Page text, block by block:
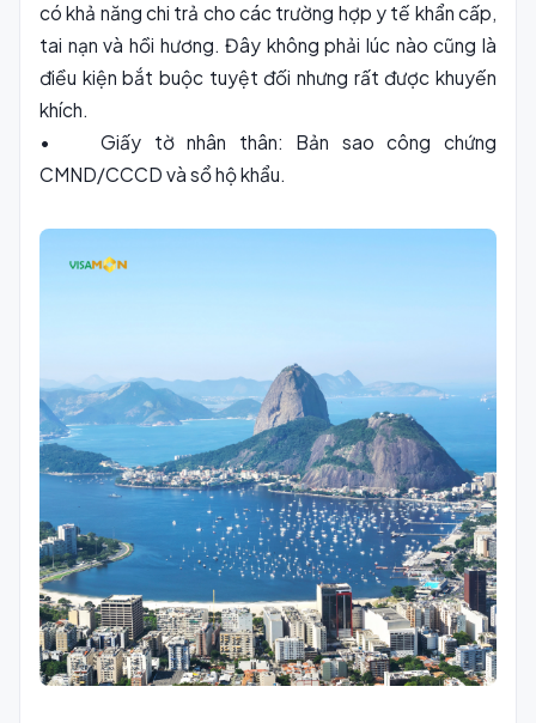
có khả năng chi trả cho các trường hợp y tế khẩn cấp,
tai nạn và hồi hương. Đây không phải lúc nào cũng là
điều kiện bắt buộc tuyệt đối nhưng rất được khuyến
khích.
• Giấy tờ nhân thân: Bản sao công chứng
CMND/CCCD và sổ hộ khẩu.